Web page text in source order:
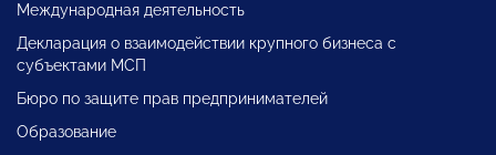
Международная деятельность
Декларация о взаимодействии крупного бизнеса с
субъектами МСП
Бюро по защите прав предпринимателей
Образование